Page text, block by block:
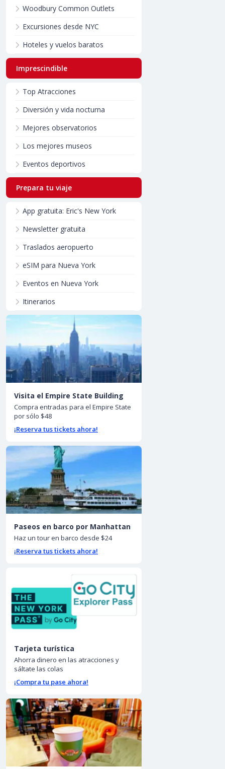
Woodbury Common Outlets
Excursiones desde NYC
Hoteles y vuelos baratos
Imprescindible
Top Atracciones
Diversión y vida nocturna
Mejores observatorios
Los mejores museos
Eventos deportivos
Prepara tu viaje
App gratuita: Eric's New York
Newsletter gratuita
Traslados aeropuerto
eSIM para Nueva York
Eventos en Nueva York
Itinerarios
Visita el Empire State Building
Compra entradas para el Empire State
por sólo $48
¡Reserva tus tickets ahora!
Paseos en barco por Manhattan
Haz un tour en barco desde $24
¡Reserva tus tickets ahora!
Tarjeta turística
Ahorra dinero en las atracciones y
sáltate las colas
¡Compra tu pase ahora!